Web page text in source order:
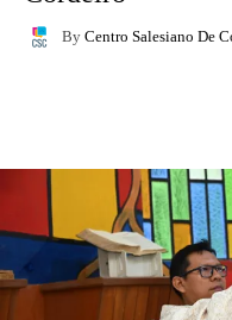
By Centro Salesiano De